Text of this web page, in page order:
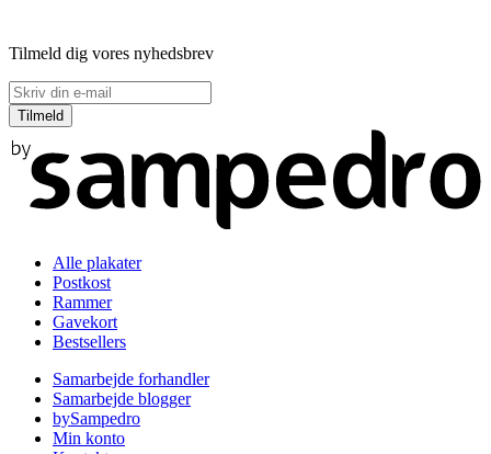
Tilmeld dig vores nyhedsbrev
Alle plakater
Postkost
Rammer
Gavekort
Bestsellers
Samarbejde forhandler
Samarbejde blogger
bySampedro
Min konto